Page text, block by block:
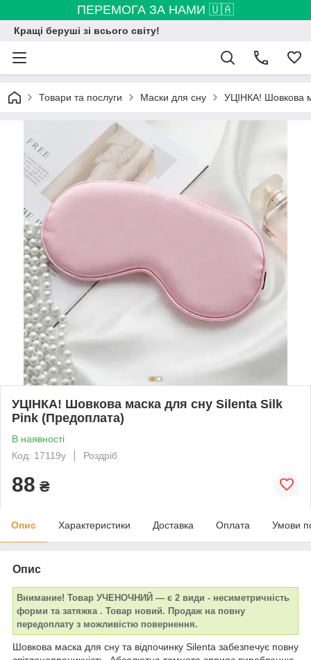
ПЕРЕМОГА ЗА НАМИ 🇺🇦
Кращі беруші зі всього світу!
Товари та послуги Маски для сну УЦІНКА! Шовкова
УЦІНКА! Шовкова маска для сну Silenta Silk
Pink (Предоплата)
В наявності
Код: 17119y
Роздріб
88 ₴
Опис Характеристики Доставка Оплата Умови
Опис
Внимание! Товар УЧЕНОЧНИЙ — є 2 види - несиметричність
форми та затяжка . Товар новий. Продаж на повну
передоплату з можливістю повернення.
Шовкова маска для сну та відпочинку Silenta забезпечує повну